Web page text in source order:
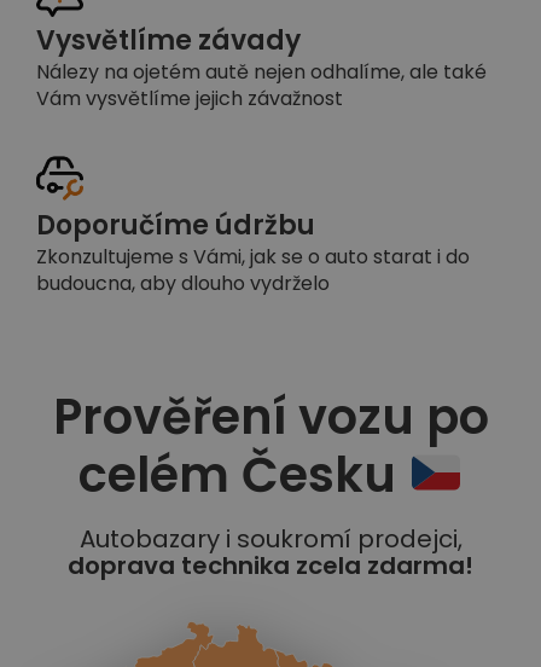
Vysvětlíme závady
Nálezy na ojetém autě nejen odhalíme, ale také
Vám vysvětlíme jejich závažnost
Doporučíme údržbu
Zkonzultujeme s Vámi, jak se o auto starat i do
budoucna, aby dlouho vydrželo
Prověření vozu po
celém Česku
Autobazary i soukromí prodejci,
doprava technika zcela zdarma!